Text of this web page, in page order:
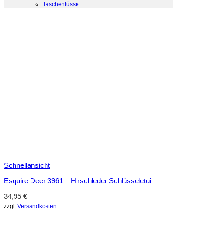
Taschenfüsse
Schnellansicht
Esquire Deer 3961 – Hirschleder Schlüsseletui
34,95 €
zzgl. Versandkosten